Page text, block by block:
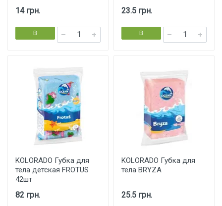
14 грн.
В
корзину
23.5 грн.
В
корзину
KOLORADO Губка для
тела детская FROTUS
42шт
82 грн.
KOLORADO Губка для
тела BRYZA
25.5 грн.